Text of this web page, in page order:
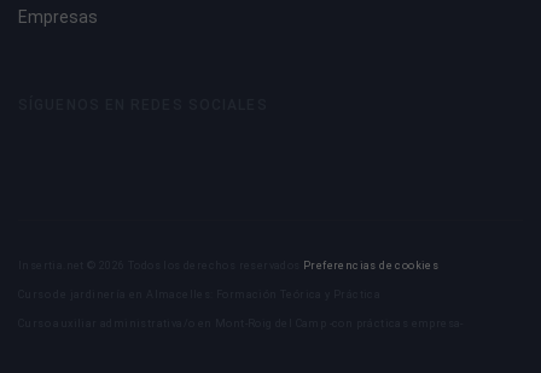
Empresas
Preferencias de cookies